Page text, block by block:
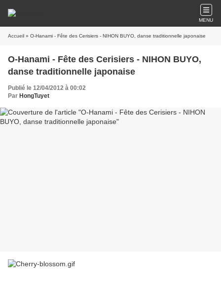
MENU
Accueil » O-Hanami - Fête des Cerisiers - NIHON BUYO, danse traditionnelle japonaise
O-Hanami - Fête des Cerisiers - NIHON BUYO,
danse traditionnelle japonaise
Publié le 12/04/2012 à 00:02
Par HongTuyet